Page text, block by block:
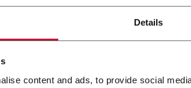
Details
content and ads, to provide social
all´Innovazione, alla Qualità e